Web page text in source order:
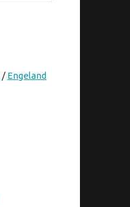
/ Engeland